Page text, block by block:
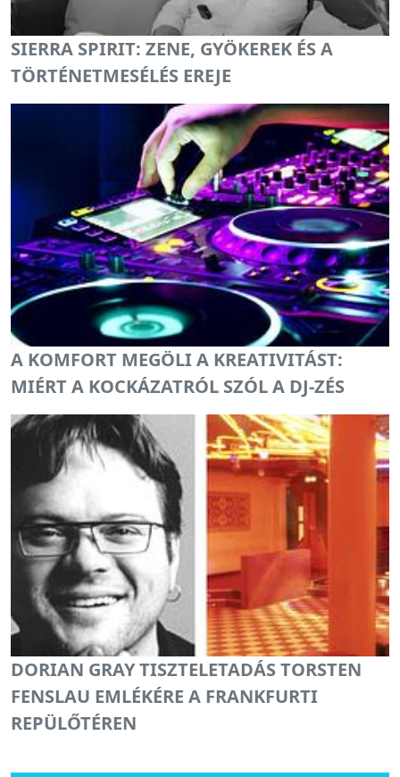
SIERRA SPIRIT: ZENE, GYÖKEREK ÉS A
TÖRTÉNETMESÉLÉS EREJE
A KOMFORT MEGÖLI A KREATIVITÁST:
MIÉRT A KOCKÁZATRÓL SZÓL A DJ-ZÉS
DORIAN GRAY TISZTELETADÁS TORSTEN
FENSLAU EMLÉKÉRE A FRANKFURTI
REPÜLŐTÉREN